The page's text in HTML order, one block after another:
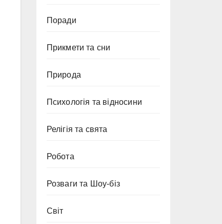
Поради
Прикмети та сни
Природа
Психологія та відносини
Релігія та свята
Робота
Розваги та Шоу-біз
Світ